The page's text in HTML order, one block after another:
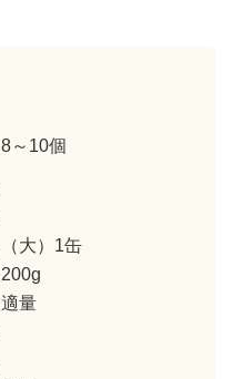
8～10個
（大）1缶
200g
適量